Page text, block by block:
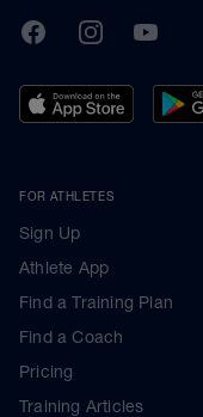
TrainingPeaks
FacebookInstagramYoutube
FOR ATHLETES
Sign Up
Athlete App
Find a Training Plan
Find a Coach
Pricing
Training Articles